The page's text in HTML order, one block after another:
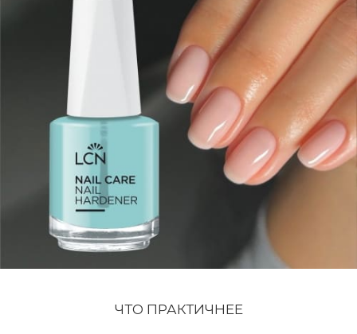
ЧТО ПРАКТИЧНЕЕ